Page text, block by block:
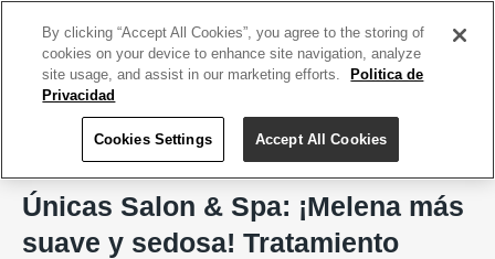
Únicas Salon & Spa
Únicas Salon & Spa: ¡Melena más
suave y sedosa! Tratamiento
By clicking “Accept All Cookies”, you agree to the storing of
cookies on your device to enhance site navigation, analyze
site usage, and assist in our marketing efforts.
Politica de
Privacidad
Cookies Settings Accept All Cookies